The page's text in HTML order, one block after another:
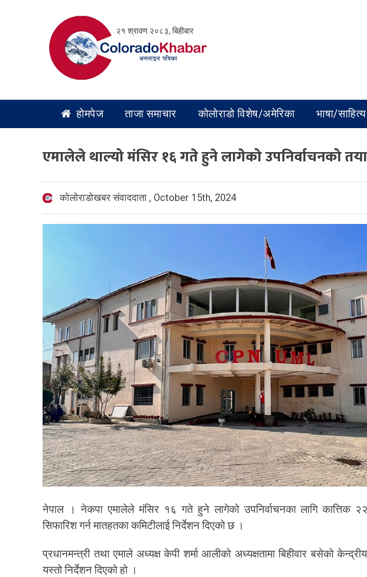
२१ श्रावण २०८३, बिहीबार
होमपेज ताजा समाचार कोलोराडो विशेष/अमेरिका भाषा/साहित्य
एमालेले थाल्यो मंसिर १६ गते हुने लागेको उपनिर्वाचनको
कोलोराडोखबर संवाददाता , October 15th, 2024
नेपाल । नेकपा एमालेले मंसिर १६ गते हुने लागेको उपनिर्वाचनका लागि कात्तिक
सिफारिश गर्न मातहतका कमिटीलाई निर्देशन दिएको छ ।
प्रधानमन्त्री तथा एमाले अध्यक्ष केपी शर्मा आलीको अध्यक्षतामा बिहीवार बसेको
यस्तो निर्देशन दिएको हो ।